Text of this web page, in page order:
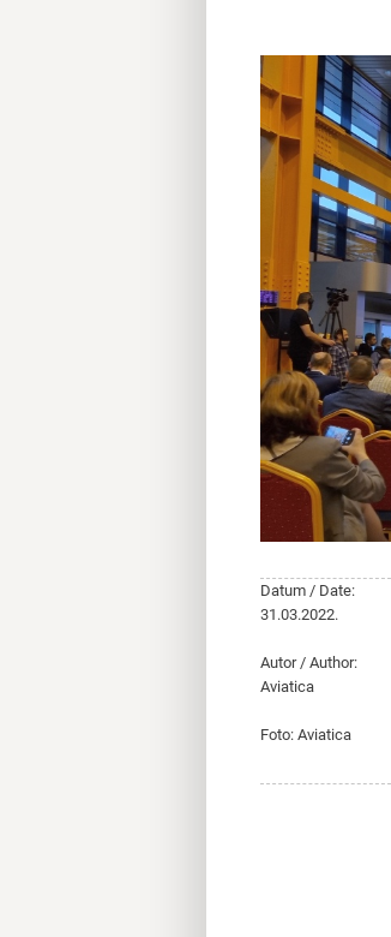
Datum / Date:
31.03.2022.
Autor / Author:
Aviatica
Foto: Aviatica